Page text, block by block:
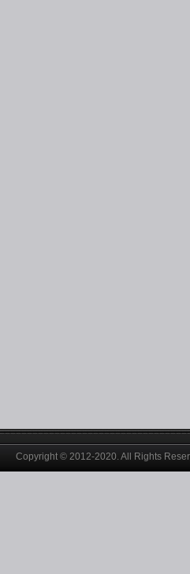
Copyright © 2012-2020. All Rights